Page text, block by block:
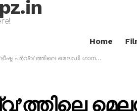
Home
‘ഭീഷ്മ പർവ്വ’ത്തിലെ മെലഡി ഗാനത്തിൽ തിളങ്ങി ഭാസിയും അനഘയും…